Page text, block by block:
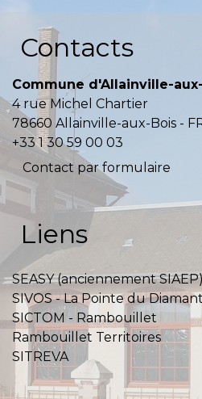
Contacts
Commune d'Allainville-
4 rue Michel Chartier
78660 Allainville-aux-Bois -
+33 1 30 59 00 03
Contact par formulaire
Liens
SEASY (anciennement
SIVOS - La Pointe du Diamant
SICTOM - Rambouillet
Rambouillet Territoires
SITREVA